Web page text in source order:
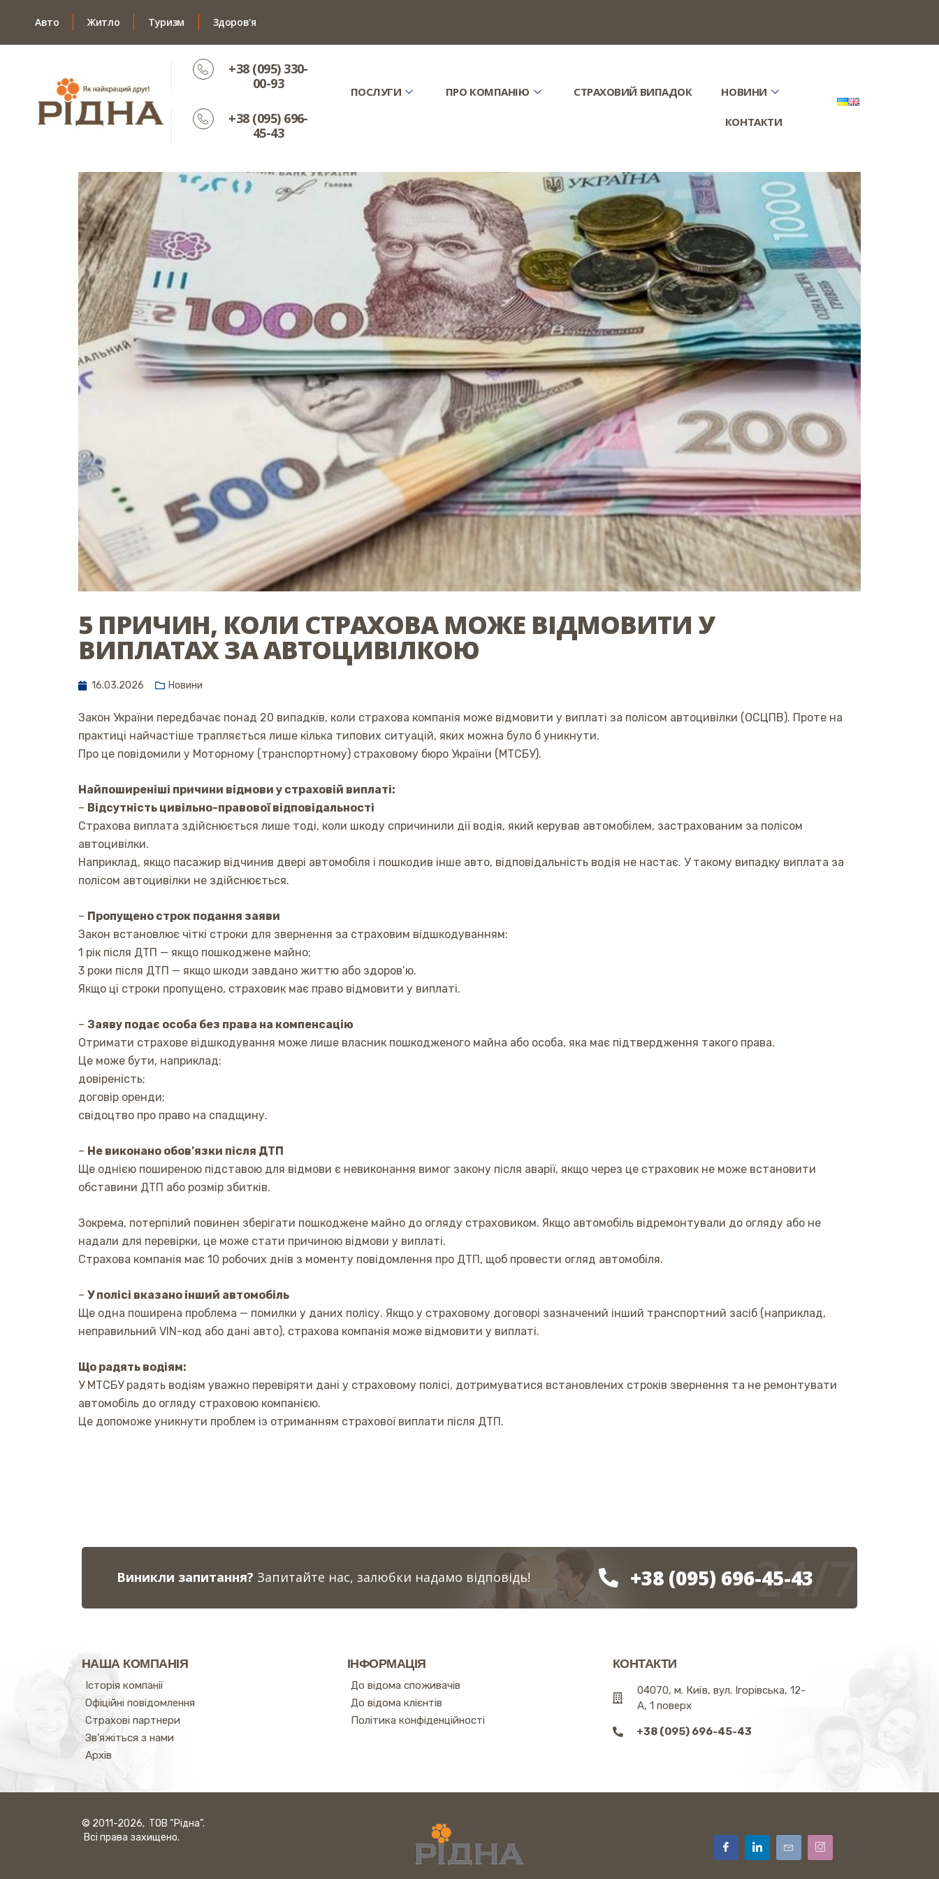
Авто Житло Туризм Здоров'я
+38 (095) 330-
00-93
+38 (095) 696-
45-43
ПОСЛУГИ ПРО КОМПАНІЮ СТРАХОВИЙ ВИПАДОК НОВИНИ
КОНТАКТИ
5 ПРИЧИН, КОЛИ СТРАХОВА МОЖЕ ВІДМОВИТИ У
ВИПЛАТАХ ЗА АВТОЦИВІЛКОЮ
16.03.2026 Новини
Закон України передбачає понад 20 випадків, коли страхова компанія може відмовити у виплаті за полісом автоцивілки (ОСЦПВ). Проте на
практиці найчастіше трапляється лише кілька типових ситуацій, яких можна було б уникнути.
Про це повідомили у Моторному (транспортному) страховому бюро України (МТСБУ).
Найпоширеніші причини відмови у страховій виплаті:
– Відсутність цивільно-правової відповідальності
Страхова виплата здійснюється лише тоді, коли шкоду спричинили дії водія, який керував автомобілем, застрахованим за полісом
автоцивілки.
Наприклад, якщо пасажир відчинив двері автомобіля і пошкодив інше авто, відповідальність водія не настає. У такому випадку виплата за
полісом автоцивілки не здійснюється.
– Пропущено строк подання заяви
Закон встановлює чіткі строки для звернення за страховим відшкодуванням:
1 рік після ДТП — якщо пошкоджене майно;
3 роки після ДТП — якщо шкоди завдано життю або здоров’ю.
Якщо ці строки пропущено, страховик має право відмовити у виплаті.
– Заяву подає особа без права на компенсацію
Отримати страхове відшкодування може лише власник пошкодженого майна або особа, яка має підтвердження такого права.
Це може бути, наприклад:
довіреність;
договір оренди;
свідоцтво про право на спадщину.
– Не виконано обов’язки після ДТП
Ще однією поширеною підставою для відмови є невиконання вимог закону після аварії, якщо через це страховик не може встановити
обставини ДТП або розмір збитків.
Зокрема, потерпілий повинен зберігати пошкоджене майно до огляду страховиком. Якщо автомобіль відремонтували до огляду або не
надали для перевірки, це може стати причиною відмови у виплаті.
Страхова компанія має 10 робочих днів з моменту повідомлення про ДТП, щоб провести огляд автомобіля.
– У полісі вказано інший автомобіль
Ще одна поширена проблема — помилки у даних полісу. Якщо у страховому договорі зазначений інший транспортний засіб (наприклад,
неправильний VIN-код або дані авто), страхова компанія може відмовити у виплаті.
Що радять водіям:
У МТСБУ радять водіям уважно перевіряти дані у страховому полісі, дотримуватися встановлених строків звернення та не ремонтувати
автомобіль до огляду страховою компанією.
Це допоможе уникнути проблем із отриманням страхової виплати після ДТП.
Виникли запитання? Запитайте нас, залюбки надамо відповідь! +38 (095) 696-45-43
24/7
НАША КОМПАНІЯ
Історія компанії
Офіційні повідомлення
Страхові партнери
Зв'яжіться з нами
Архів
ІНФОРМАЦІЯ
До відома споживачів
До відома клієнтів
Політика конфіденційності
КОНТАКТИ
04070, м. Київ, вул. Ігорівська, 12-
А, 1 поверх
+38 (095) 696-45-43
© 2011-2026, ТОВ “Рідна”.
Всі права захищено.